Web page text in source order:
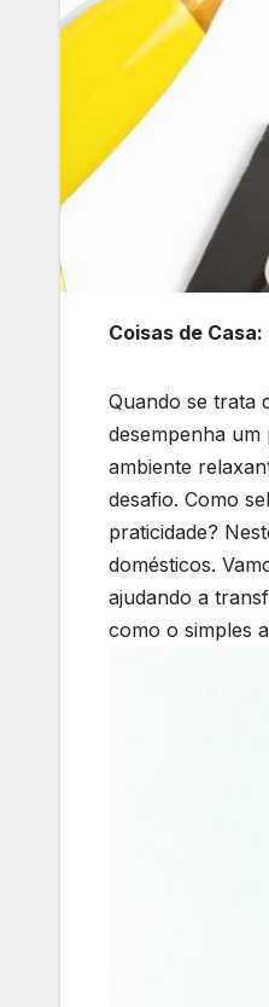
Coisas de
Quando se trata
desempenha
ambiente
desafio. Como
praticidade?
domésticos.
ajudando a
como o simples